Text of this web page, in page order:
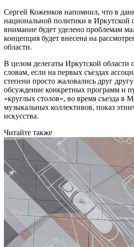
Сергей Коженков напомнил, что в
национальной политики в Иркутской
внимание будет уделено проблемам
концепция будет внесена на
области.
В целом делегаты Иркутской
словам, если на первых съездах
степени просто жаловались друг
обсуждение конкретных программ и
«круглых столов», во время съезда
музыкальных коллективов, показ
искусства.
Читайте также